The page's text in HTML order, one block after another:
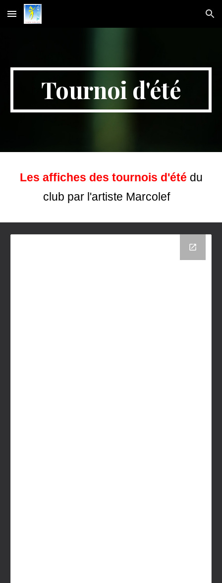
Skip to main content Skip to navigation
Tournoi d'été
Les affiches des tournois d'été du
club par l'artiste Marcolef